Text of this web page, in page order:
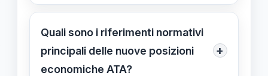
Gli aumenti sono stati riconosciuti
retroattivamente a partire dal 1°
settembre 2024, con effetti già
maturati nel mese di riferimento.
Quali sono i riferimenti normativi
principali delle nuove posizioni
economiche ATA?
+